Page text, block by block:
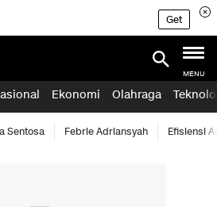
Get
MENU
Ekonomi Olahraga
Sentosa Febrie Adriansyah Efisiensi